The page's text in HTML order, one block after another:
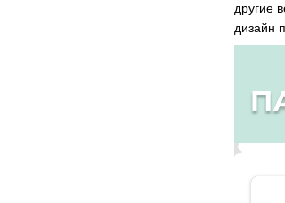
другие
дизайн